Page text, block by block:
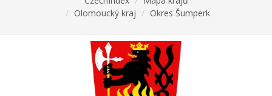
Olomoucký kraj
Okres Šumperk